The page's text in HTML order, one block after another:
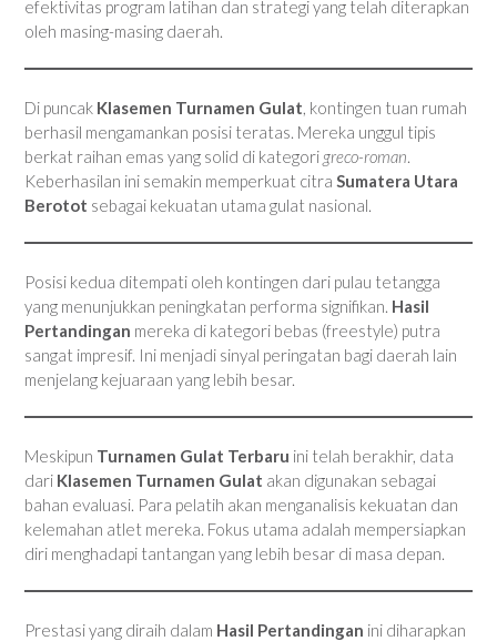
efektivitas program latihan dan strategi yang telah diterapkan
oleh masing-masing daerah.
Di puncak Klasemen Turnamen Gulat , kontingen tuan rumah
berhasil mengamankan posisi teratas. Mereka unggul tipis
berkat raihan emas yang solid di kategori greco-roman
Keberhasilan ini semakin memperkuat citra Sumatera Utara
Berotot sebagai kekuatan utama gulat nasional.
Posisi kedua ditempati oleh kontingen dari pulau tetangga
yang menunjukkan peningkatan performa signifikan. Hasil
Pertandingan mereka di kategori bebas (freestyle) putra
sangat impresif. Ini menjadi sinyal peringatan bagi daerah lain
menjelang kejuaraan yang lebih besar.
Meskipun Turnamen Gulat Terbaru ini telah berakhir, data
dari Klasemen Turnamen Gulat akan digunakan sebagai
bahan evaluasi. Para pelatih akan menganalisis kekuatan dan
kelemahan atlet mereka. Fokus utama adalah mempersiapkan
diri menghadapi tantangan yang lebih besar di masa depan.
Prestasi yang diraih dalam Hasil Pertandingan ini diharapkan